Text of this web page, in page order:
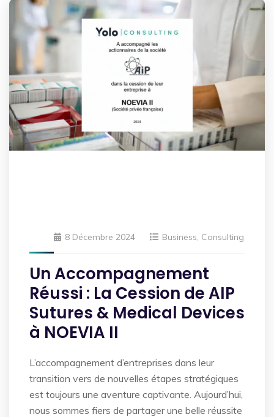
8 Décembre 2024 Business, Consulting
Un Accompagnement
Réussi : La Cession de AIP
Sutures & Medical Devices
à NOEVIA II
L’accompagnement d’entreprises dans leur
transition vers de nouvelles étapes stratégiques
est toujours une aventure captivante. Aujourd’hui,
nous sommes fiers de partager une belle réussite